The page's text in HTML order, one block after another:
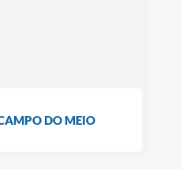
DO MEIO